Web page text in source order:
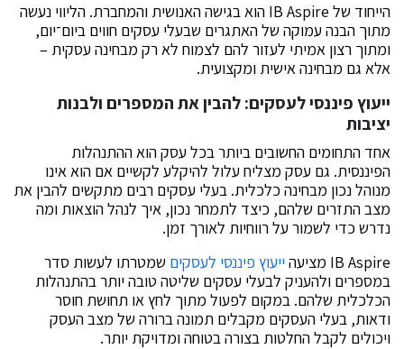
הייחוד של IB Aspire הוא בגישה האנושית והמחברת. הליווי נעשה
מתוך הבנה עמוקה של האתגרים שבעלי עסקים חווים ביום־יום,
ומתוך רצון אמיתי לעזור להם לצמוח לא רק מבחינה עסקית –
אלא גם מבחינה אישית ומקצועית.
ייעוץ פיננסי לעסקים: להבין את המספרים ולבנות
יציבות
אחד התחומים החשובים ביותר בכל עסק הוא ההתנהלות
הפיננסית. גם עסק מצליח עלול להיקלע לקשיים אם הוא אינו
מנוהל נכון מבחינה כלכלית. בעלי עסקים רבים מתקשים להבין את
מצב התזרים שלהם, כיצד לתמחר נכון, איך לנהל הוצאות ומה
נדרש כדי לשמור על רווחיות לאורך זמן.
IB Aspire מציעה
ייעוץ פיננסי לעסקיםשמטרתו לעשות סדר
במספרים ולהעניק לבעלי עסקים שליטה טובה יותר בהתנהלות
הכלכלית שלהם. במקום לפעול מתוך לחץ או תחושת חוסר
ודאות, בעלי העסקים מקבלים תמונה ברורה של מצב העסק
ויכולים לקבל החלטות בצורה בטוחה ומדויקת יותר.